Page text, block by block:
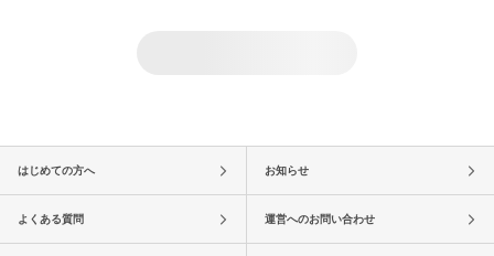
はじめての方へ お知らせ
よくある質問 運営へのお問い合わせ